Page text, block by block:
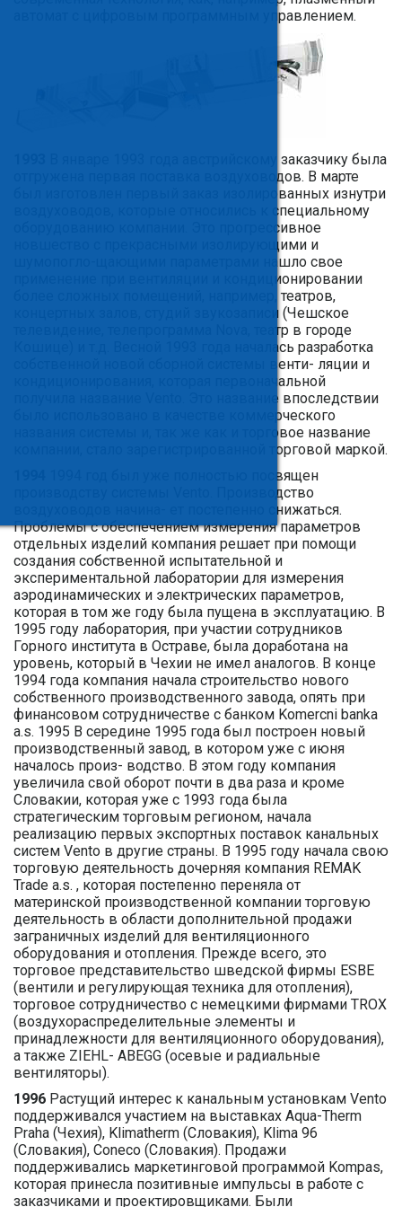
автомат с цифровым программным управлением.
В январе 1993 года австрийскому заказчику была
отгружена первая поставка воздуховодов. В марте
был изготовлен первый заказ изолированных изнутри
воздуховодов, которые относились к специальному
оборудованию компании. Это прогрессивное
новшество с прекрасными изолирующими и
шумопогло-щающими параметрами нашло свое
применение при вентиляции и кондиционировании
более сложных помещений, например, театров,
концертных залов, студий звукозаписи (Чешское
телевидение, телепрограмма Nova, театр в городе
Кошице) и т.д. Весной 1993 года началась разработка
собственной новой сборной системы венти- ляции и
кондиционирования, которая первоначальной
получила название Vento. Это название впоследствии
было использовано в качестве коммерческого
названия системы и, так же как и торговое название
компании, стало зарегистрированной торговой маркой.
1994 год был уже полностью посвящен
производству системы Vento. Производство
воздуховодов начина- ет постепенно снижаться.
Проблемы с обеспечением измерения параметров
отдельных изделий компания решает при помощи
создания собственной испытательной и
экспериментальной лаборатории для измерения
аэродинамических и электрических параметров,
которая в том же году была пущена в эксплуатацию. В
1995 году лаборатория, при участии сотрудников
Горного института в Остраве, была доработана на
уровень, который в Чехии не имел аналогов. В конце
1994 года компания начала строительство нового
собственного производственного завода, опять при
финансовом сотрудничестве с банком Komercni banka
a.s. 1995 В середине 1995 года был построен новый
производственный завод, в котором уже с июня
началось произ- водство. В этом году компания
увеличила свой оборот почти в два раза и кроме
Словакии, которая уже с 1993 года была
стратегическим торговым регионом, начала
реализацию первых экспортных поставок канальных
систем Vento в другие страны. В 1995 году начала свою
торговую деятельность дочерняя компания REMAK
Trade a.s. , которая постепенно переняла от
материнской производственной компании торговую
деятельность в области дополнительной продажи
заграничных изделий для вентиляционного
оборудования и отопления. Прежде всего, это
торговое представительство шведской фирмы ESBE
(вентили и регулирующая техника для отопления),
торговое сотрудничество с немецкими фирмами TROX
(воздухораспределительные элементы и
принадлежности для вентиляционного оборудования),
а также ZIEHL- ABEGG (осевые и радиальные
вентиляторы).
1996 Растущий интерес к канальным установкам Vento
поддерживался участием на выставках Aqua-Therm
Praha (Чехия), Klimatherm (Словакия), Klima 96
(Словакия), Coneco (Словакия). Продажи
поддерживались маркетинговой программой Kompas,
которая принесла позитивные импульсы в работе с
заказчиками и проектировщиками. Были